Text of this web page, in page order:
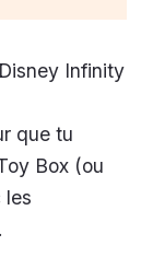
Infinity
que tu
Box (ou
les